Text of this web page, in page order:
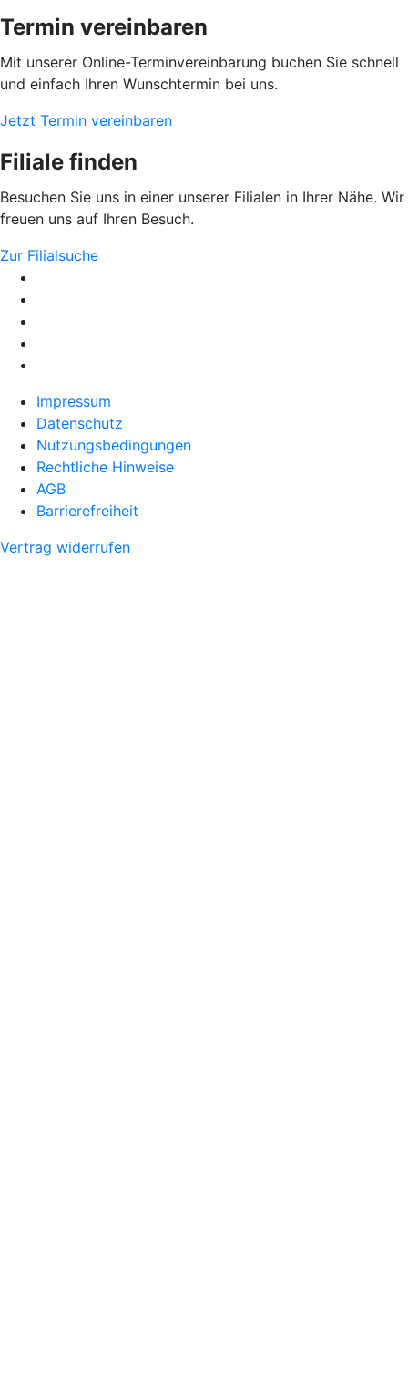
Termin vereinbaren
Mit unserer Online-Terminvereinbarung buchen Sie schnell
und einfach Ihren Wunschtermin bei uns.
Jetzt Termin vereinbaren
Filiale finden
Besuchen Sie uns in einer unserer Filialen in Ihrer Nähe. Wir
freuen uns auf Ihren Besuch.
Zur Filialsuche
Impressum
Datenschutz
Nutzungsbedingungen
Rechtliche Hinweise
AGB
Barrierefreiheit
Vertrag widerrufen